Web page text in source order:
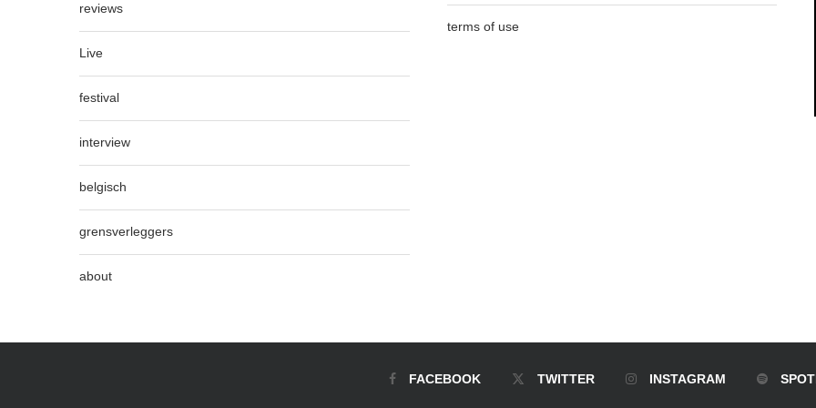
reviews
Live
festival
interview
belgisch
grensverleggers
about
terms of use
FACEBOOK TWITTER INSTAGRAM